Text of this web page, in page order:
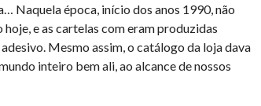
Naquela época, início dos anos 1990, não
e as cartelas com eram produzidas
Mesmo assim, o catálogo da loja dava
inteiro bem ali, ao alcance de nossos